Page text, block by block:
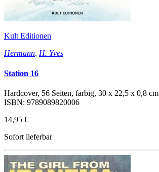
Kult Editionen
Hermann, H. Yves
Station 16
Hardcover, 56 Seiten, farbig, 30 x 22,5 x 0,8 cm
ISBN: 9789089820006
14,95 €
Sofort lieferbar